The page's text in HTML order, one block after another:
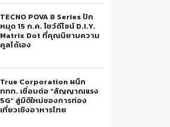
TECNO POVA 8 Series ปัก
หมุด 15 ก.ค. โชว์ดีไซน์ D.I.Y.
Matrix Dot ที่คุณนิยามความ
คูลได้เอง
True Corporation ผนึก
ททท. เชื่อมต่อ “สัญญาณแรง
5G” สู่มิติใหม่ของการท่อง
เที่ยวเชิงอาหารไทย